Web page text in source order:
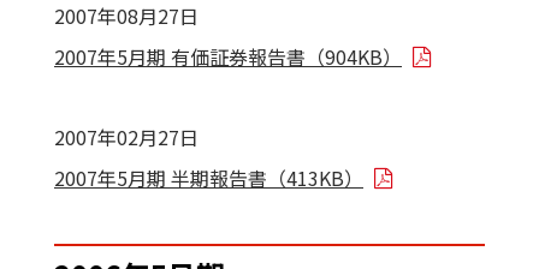
2007年08月27日
2007年5月期 有価証券報告書（904KB）
2007年02月27日
2007年5月期 半期報告書（413KB）